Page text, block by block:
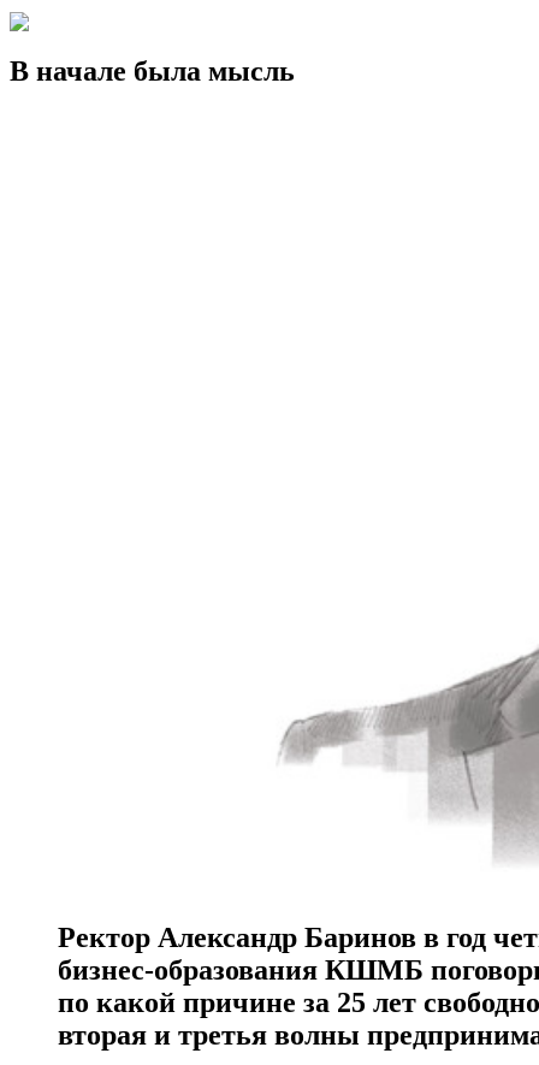
В начале была мысль
Ректор Александр Баринов в год
бизнес-образования КШМБ
по какой причине за 25 лет
вторая и третья волны